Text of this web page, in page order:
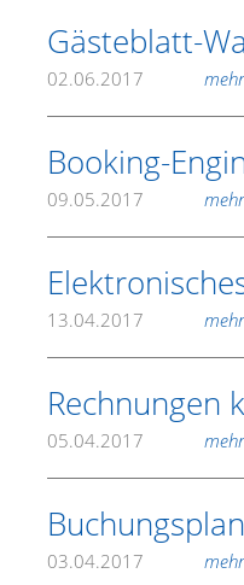
Gästeblatt-
02.06.2017
Booking-
09.05.2017
13.04.2017
Rechnungen
05.04.2017
03.04.2017